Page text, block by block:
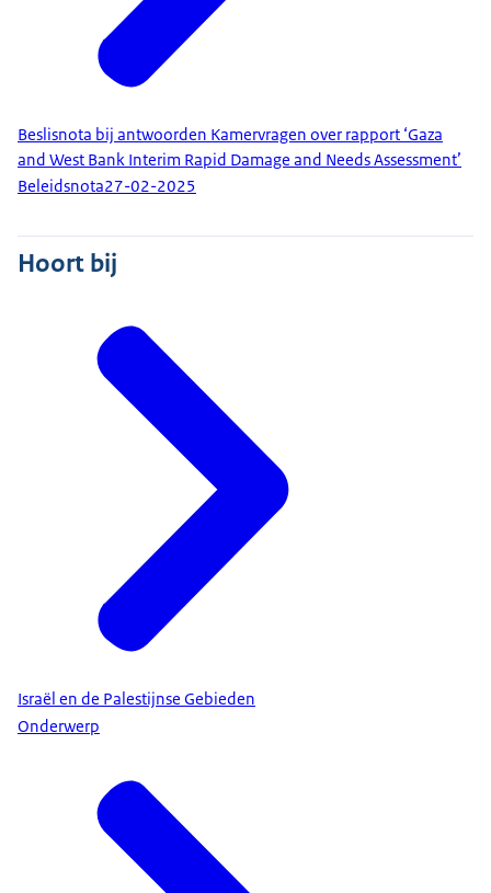
Beslisnota bij antwoorden Kamervragen over rapport ‘Gaza
and West Bank Interim Rapid Damage and Needs Assessment’
Beleidsnota27-02-2025
Hoort bij
Israël en de Palestijnse Gebieden
Onderwerp